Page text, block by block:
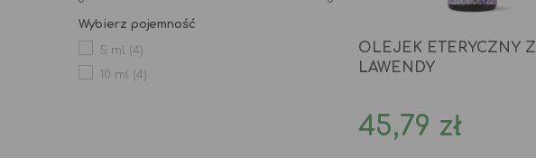
Wybierz pojemność
5 ml (4)
10 ml (4)
OLEJEK ETERYCZNY Z
LAWENDY
Cena
45,79 zł